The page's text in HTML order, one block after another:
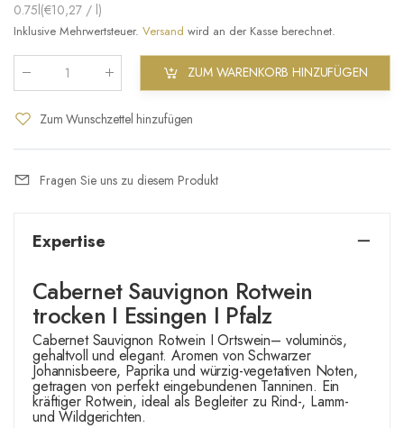
0.75l(€10,27 / l)
Inklusive Mehrwertsteuer. Versand wird an der Kasse berechnet.
ZUM WARENKORB HINZUFÜGEN
Zum Wunschzettel hinzufügen
Fragen Sie uns zu diesem Produkt
Expertise
Cabernet Sauvignon Rotwein
trocken I Essingen I Pfalz
Cabernet Sauvignon Rotwein I Ortswein– voluminös,
gehaltvoll und elegant. Aromen von Schwarzer
Johannisbeere, Paprika und würzig-vegetativen Noten,
getragen von perfekt eingebundenen Tanninen. Ein
kräftiger Rotwein, ideal als Begleiter zu Rind-, Lamm-
und Wildgerichten.